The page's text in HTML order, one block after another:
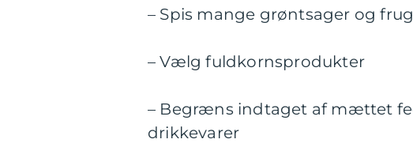
– Spis mange grøntsager og
– Vælg fuldkornsprodukter
– Begræns indtaget af mættet
drikkevarer